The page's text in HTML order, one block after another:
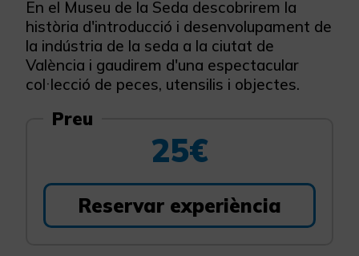
En el Museu de la Seda descobrirem la
història d'introducció i desenvolupament de
la indústria de la seda a la ciutat de
València i gaudirem d'una espectacular
col·lecció de peces, utensilis i objectes.
Preu
25€
Reservar experiència